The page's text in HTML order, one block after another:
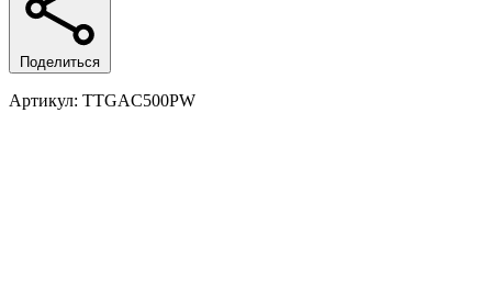
Поделиться
Артикул: TTGAC500PW